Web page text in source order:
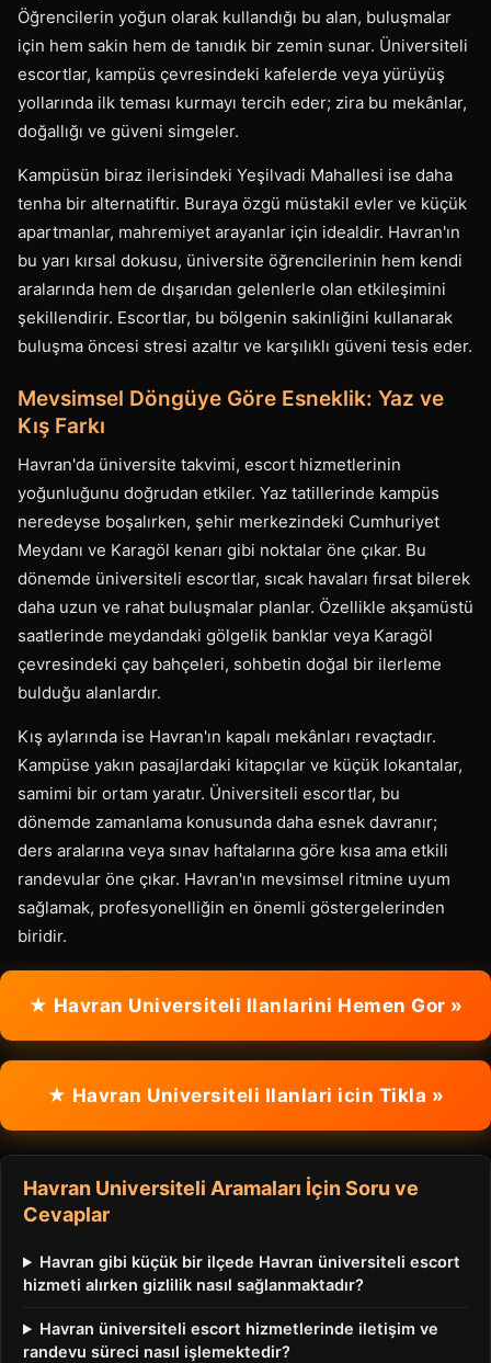
Öğrencilerin yoğun olarak kullandığı bu alan, buluşmalar
için hem sakin hem de tanıdık bir zemin sunar. Üniversiteli
escortlar, kampüs çevresindeki kafelerde veya yürüyüş
yollarında ilk teması kurmayı tercih eder; zira bu mekânlar,
doğallığı ve güveni simgeler.
Kampüsün biraz ilerisindeki Yeşilvadi Mahallesi ise daha
tenha bir alternatiftir. Buraya özgü müstakil evler ve küçük
apartmanlar, mahremiyet arayanlar için idealdir. Havran'ın
bu yarı kırsal dokusu, üniversite öğrencilerinin hem kendi
aralarında hem de dışarıdan gelenlerle olan etkileşimini
şekillendirir. Escortlar, bu bölgenin sakinliğini kullanarak
buluşma öncesi stresi azaltır ve karşılıklı güveni tesis eder.
Mevsimsel Döngüye Göre Esneklik: Yaz ve
Kış Farkı
Havran'da üniversite takvimi, escort hizmetlerinin
yoğunluğunu doğrudan etkiler. Yaz tatillerinde kampüs
neredeyse boşalırken, şehir merkezindeki Cumhuriyet
Meydanı ve Karagöl kenarı gibi noktalar öne çıkar. Bu
dönemde üniversiteli escortlar, sıcak havaları fırsat bilerek
daha uzun ve rahat buluşmalar planlar. Özellikle akşamüstü
saatlerinde meydandaki gölgelik banklar veya Karagöl
çevresindeki çay bahçeleri, sohbetin doğal bir ilerleme
bulduğu alanlardır.
Kış aylarında ise Havran'ın kapalı mekânları revaçtadır.
Kampüse yakın pasajlardaki kitapçılar ve küçük lokantalar,
samimi bir ortam yaratır. Üniversiteli escortlar, bu
dönemde zamanlama konusunda daha esnek davranır;
ders aralarına veya sınav haftalarına göre kısa ama etkili
randevular öne çıkar. Havran'ın mevsimsel ritmine uyum
sağlamak, profesyonelliğin en önemli göstergelerinden
biridir.
★ Havran Universiteli Ilanlarini Hemen Gor »
★ Havran Universiteli Ilanlari icin Tikla »
Havran Universiteli Aramaları İçin Soru ve
Cevaplar
Havran gibi küçük bir ilçede Havran üniversiteli escort
hizmeti alırken gizlilik nasıl sağlanmaktadır?
Havran üniversiteli escort hizmetlerinde iletişim ve
randevu süreci nasıl işlemektedir?